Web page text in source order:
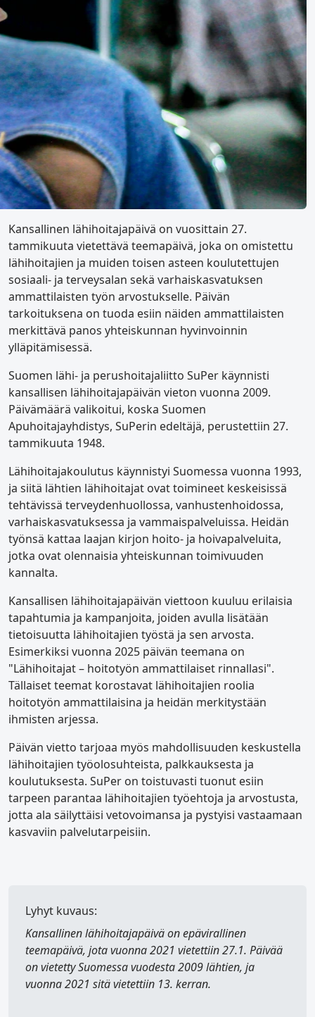
Kansallinen lähihoitajapäivä on vuosittain 27.
tammikuuta vietettävä teemapäivä, joka on omistettu
lähihoitajien ja muiden toisen asteen koulutettujen
sosiaali- ja terveysalan sekä varhaiskasvatuksen
ammattilaisten työn arvostukselle. Päivän
tarkoituksena on tuoda esiin näiden ammattilaisten
merkittävä panos yhteiskunnan hyvinvoinnin
ylläpitämisessä.
Suomen lähi- ja perushoitajaliitto SuPer käynnisti
kansallisen lähihoitajapäivän vieton vuonna 2009.
Päivämäärä valikoitui, koska Suomen
Apuhoitajayhdistys, SuPerin edeltäjä, perustettiin 27.
tammikuuta 1948.
Lähihoitajakoulutus käynnistyi Suomessa vuonna 1993,
ja siitä lähtien lähihoitajat ovat toimineet keskeisissä
tehtävissä terveydenhuollossa, vanhustenhoidossa,
varhaiskasvatuksessa ja vammaispalveluissa. Heidän
työnsä kattaa laajan kirjon hoito- ja hoivapalveluita,
jotka ovat olennaisia yhteiskunnan toimivuuden
kannalta.
Kansallisen lähihoitajapäivän viettoon kuuluu erilaisia
tapahtumia ja kampanjoita, joiden avulla lisätään
tietoisuutta lähihoitajien työstä ja sen arvosta.
Esimerkiksi vuonna 2025 päivän teemana on
"Lähihoitajat – hoitotyön ammattilaiset rinnallasi".
Tällaiset teemat korostavat lähihoitajien roolia
hoitotyön ammattilaisina ja heidän merkitystään
ihmisten arjessa.
Päivän vietto tarjoaa myös mahdollisuuden keskustella
lähihoitajien työolosuhteista, palkkauksesta ja
koulutuksesta. SuPer on toistuvasti tuonut esiin
tarpeen parantaa lähihoitajien työehtoja ja arvostusta,
jotta ala säilyttäisi vetovoimansa ja pystyisi vastaamaan
kasvaviin palvelutarpeisiin.
Lyhyt kuvaus:
Kansallinen lähihoitajapäiväon epävirallinen
teemapäivä, jota vuonna 2021 vietettiin 27.1. Päivää
on vietetty Suomessa vuodesta 2009 lähtien, ja
vuonna 2021 sitä vietettiin 13. kerran.